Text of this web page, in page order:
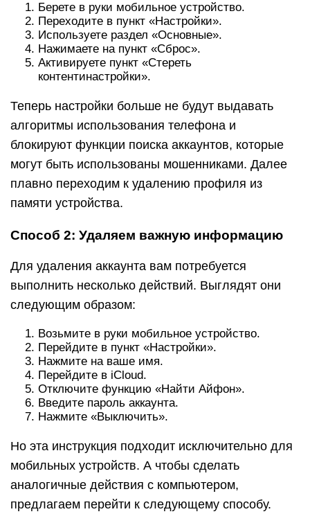
Берете в руки мобильное устройство.
Переходите в пункт «Настройки».
Используете раздел «Основные».
Нажимаете на пункт «Сброс».
Активируете пункт «Стереть
контентинастройки».
Теперь настройки больше не будут выдавать
алгоритмы использования телефона и
блокируют функции поиска аккаунтов, которые
могут быть использованы мошенниками. Далее
плавно переходим к удалению профиля из
памяти устройства.
Способ 2: Удаляем важную информацию
Для удаления аккаунта вам потребуется
выполнить несколько действий. Выглядят они
следующим образом:
Возьмите в руки мобильное устройство.
Перейдите в пункт «Настройки».
Нажмите на ваше имя.
Перейдите в iCloud.
Отключите функцию «Найти Айфон».
Введите пароль аккаунта.
Нажмите «Выключить».
Но эта инструкция подходит исключительно для
мобильных устройств. А чтобы сделать
аналогичные действия с компьютером,
предлагаем перейти к следующему способу.